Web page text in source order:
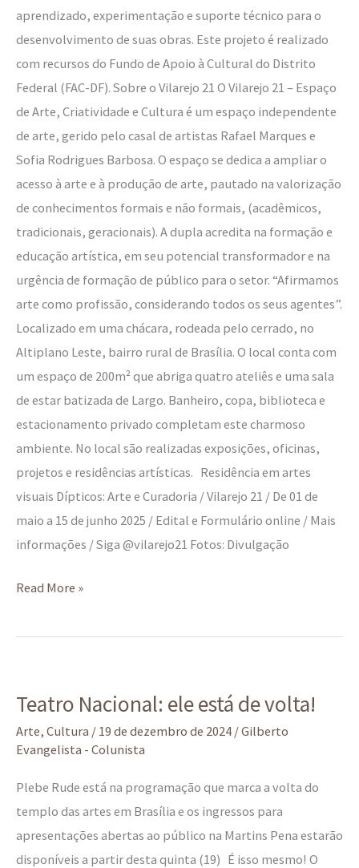
aprendizado, experimentação e suporte técnico para o
desenvolvimento de suas obras. Este projeto é realizado
com recursos do Fundo de Apoio à Cultural do Distrito
Federal (FAC-DF). Sobre o Vilarejo 21 O Vilarejo 21 – Espaço
de Arte, Criatividade e Cultura é um espaço independente
de arte, gerido pelo casal de artistas Rafael Marques e
Sofia Rodrigues Barbosa. O espaço se dedica a ampliar o
acesso à arte e à produção de arte, pautado na valorização
de conhecimentos formais e não formais, (acadêmicos,
tradicionais, geracionais). A dupla acredita na formação e
educação artística, em seu potencial transformador e na
urgência de formação de público para o setor. “Afirmamos
arte como profissão, considerando todos os seus agentes”.
Localizado em uma chácara, rodeada pelo cerrado, no
Altiplano Leste, bairro rural de Brasília. O local conta com
um espaço de 200m² que abriga quatro ateliês e uma sala
de estar batizada de Largo. Banheiro, copa, biblioteca e
estacionamento privado completam este charmoso
ambiente. No local são realizadas exposições, oficinas,
projetos e residências artísticas. Residência em artes
visuais Dípticos: Arte e Curadoria / Vilarejo 21 / De 01 de
maio a 15 de junho 2025 / Edital e Formulário online / Mais
informações / Siga @vilarejo21 Fotos: Divulgação
Read More »
Teatro Nacional: ele está de volta!
Arte, Cultura / 19 de dezembro de 2024 /Gilberto
Evangelista - Colunista
Plebe Rude está na programação que marca a volta do
templo das artes em Brasília e os ingressos para
apresentações abertas ao público na Martins Pena estarão
disponíveis a partir desta quinta (19) É isso mesmo! O
Nacional:
ele
está